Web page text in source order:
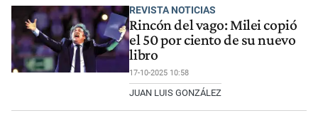
REVISTA NOTICIAS
Rincón del vago: Milei copió
el 50 por ciento de su nuevo
libro
17-10-2025 10:58
JUAN LUIS GONZÁLEZ